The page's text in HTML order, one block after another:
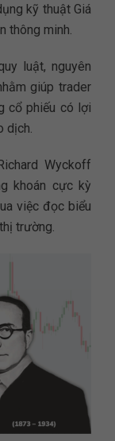
kỹ thuật Giá
thông minh.
luật, nguyên
giúp trader
cổ phiếu có lợi
dịch.
Wyckoff
khoán cực kỳ
việc đọc biểu
trường.